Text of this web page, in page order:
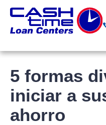
contenido
5 formas
iniciar a
ahorro